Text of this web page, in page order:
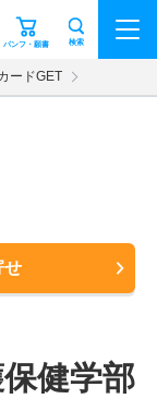
パンフ・願書 検索
ードGET
せ
健学部